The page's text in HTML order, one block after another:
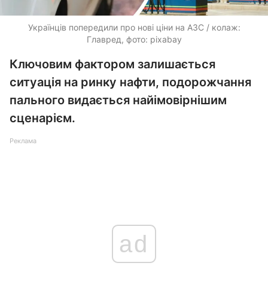
Українців попередили про нові ціни на АЗС / колаж:
Главред, фото: pixabay
Ключовим фактором залишається
ситуація на ринку нафти, подорожчання
пального видається найімовірнішим
сценарієм.
Реклама
ad